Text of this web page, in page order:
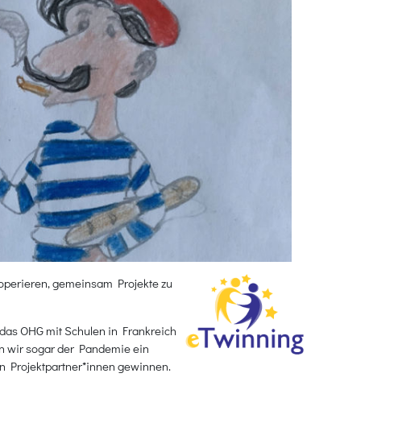
gemeinsam Projekte zu
OHG mit Schulen in Frankreich
wir sogar der Pandemie ein
Projektpartner*innen gewinnen.